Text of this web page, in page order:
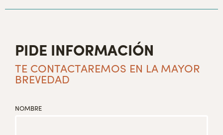
PIDE INFORMACIÓN
TE CONTACTAREMOS EN LA MAYOR
BREVEDAD
NOMBRE